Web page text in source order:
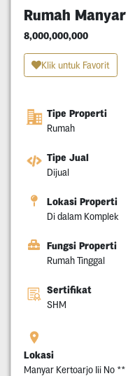
Rumah
8,000,000,000
Klik untuk Favorit
Tipe Properti
Rumah
Tipe Jual
Dijual
Lokasi Properti
Di dalam Komplek
Fungsi Properti
Rumah Tinggal
Sertifikat
SHM
Lokasi
Manyar Kertoarjo Iii No **